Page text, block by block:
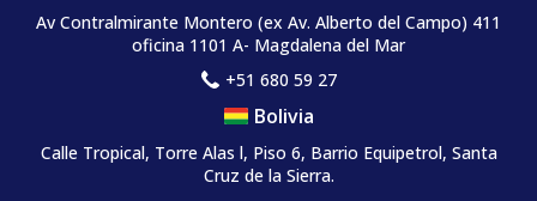
Av Contralmirante Montero (ex Av. Alberto del Campo) 411
oficina 1101 A- Magdalena del Mar
+51 680 59 27
Bolivia
Calle Tropical, Torre Alas l, Piso 6, Barrio Equipetrol, Santa
Cruz de la Sierra.